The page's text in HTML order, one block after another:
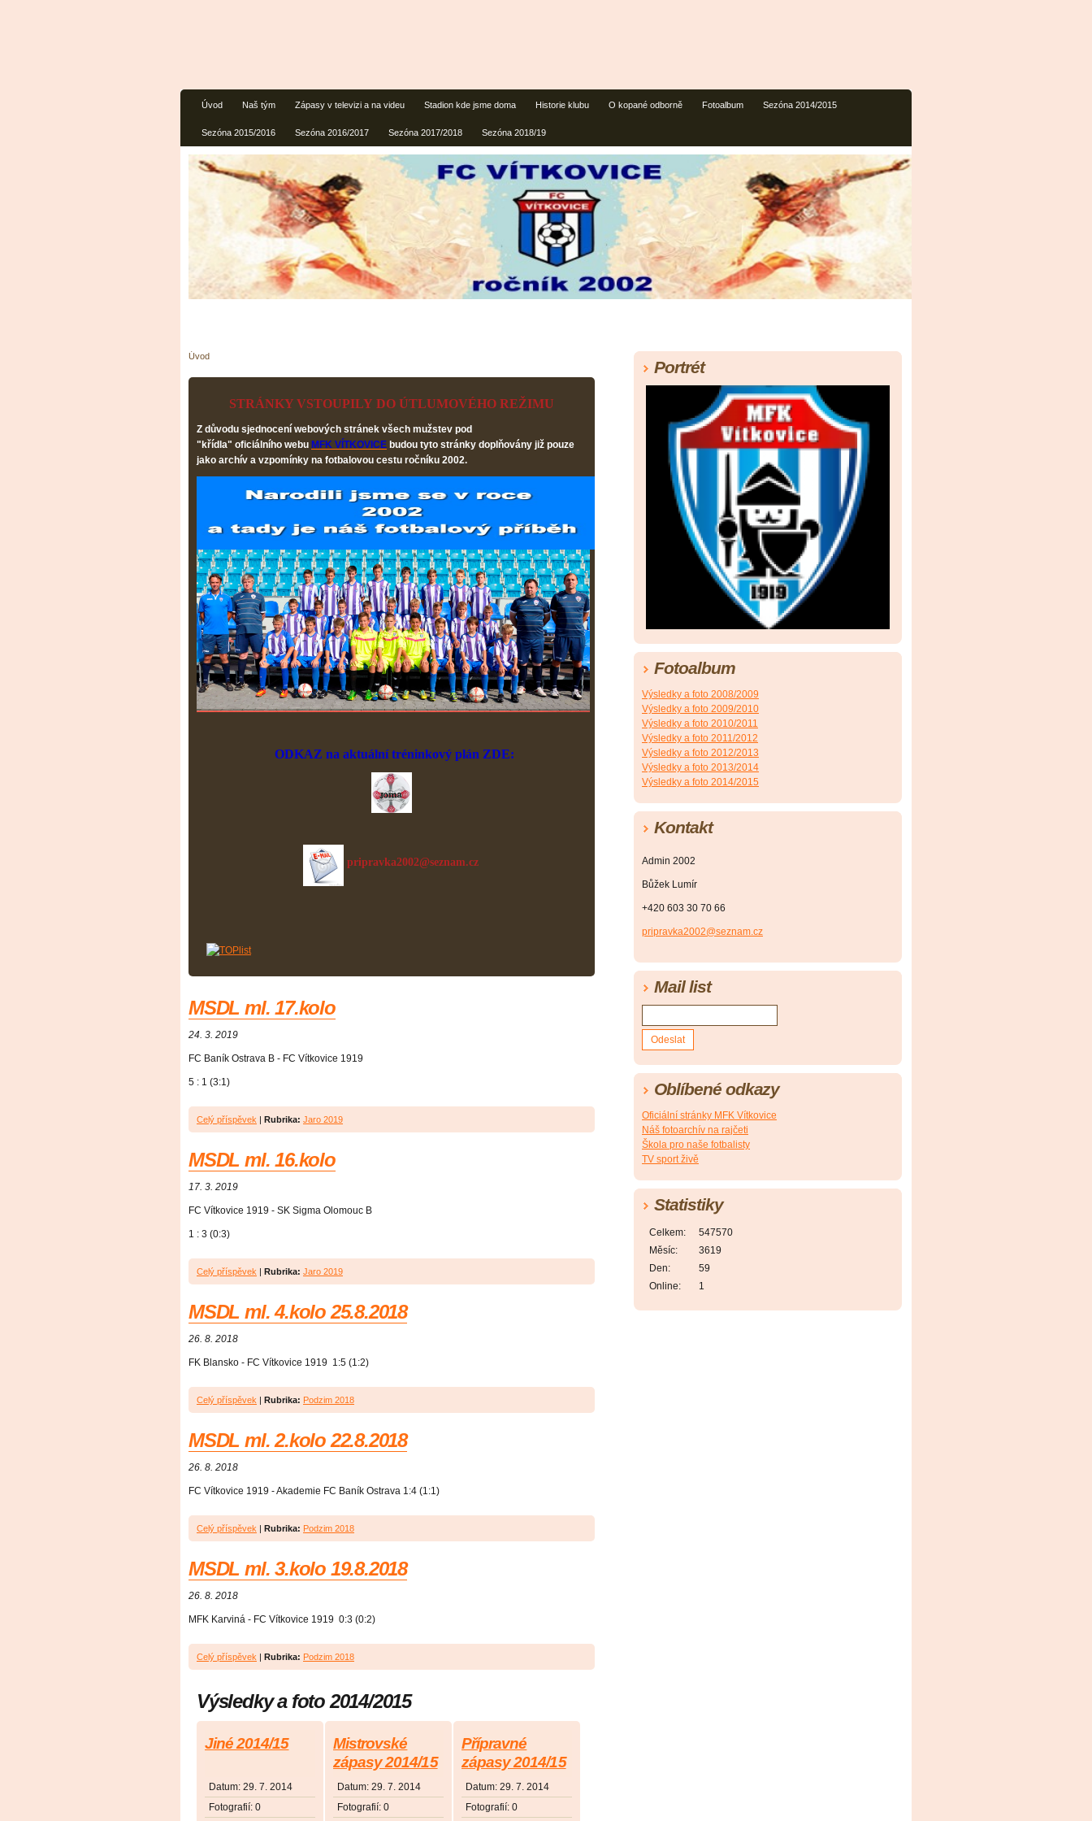
Úvod Naš tým Zápasy v televizi a na videu Stadion kde jsme doma Historie klubu O kopané odborně Fotoalbum Sezóna 2014/2015
Sezóna 2015/2016 Sezóna 2016/2017 Sezóna 2017/2018 Sezóna 2018/19
Úvod
STRÁNKY VSTOUPILY DO ÚTLUMOVÉHO REŽIMU
Z důvodu sjednocení webových stránek všech mužstev pod
"křídla" oficiálního webu MFK VÍTKOVICE budou tyto stránky doplňovány již pouze
jako archív a vzpomínky na fotbalovou cestu ročníku 2002.
ODKAZ na aktuální tréninkový plán ZDE:
pripravka2002@seznam.cz
MSDL ml. 17.kolo
24. 3. 2019
FC Baník Ostrava B - FC Vítkovice 1919
5 : 1 (3:1)
Celý příspěvek | Rubrika: Jaro 2019
MSDL ml. 16.kolo
17. 3. 2019
FC Vítkovice 1919 - SK Sigma Olomouc B
1 : 3 (0:3)
Celý příspěvek | Rubrika: Jaro 2019
MSDL ml. 4.kolo 25.8.2018
26. 8. 2018
FK Blansko - FC Vítkovice 1919 1:5 (1:2)
Celý příspěvek | Rubrika: Podzim 2018
MSDL ml. 2.kolo 22.8.2018
26. 8. 2018
FC Vítkovice 1919 - Akademie FC Baník Ostrava 1:4 (1:1)
Celý příspěvek | Rubrika: Podzim 2018
MSDL ml. 3.kolo 19.8.2018
26. 8. 2018
MFK Karviná - FC Vítkovice 1919 0:3 (0:2)
Celý příspěvek | Rubrika: Podzim 2018
Výsledky a foto 2014/2015
Jiné 2014/15
Datum: 29. 7. 2014
Fotografií: 0
Mistrovské
zápasy 2014/15
Datum: 29. 7. 2014
Fotografií: 0
Přípravné
zápasy 2014/15
Datum: 29. 7. 2014
Fotografií: 0
Portrét
Fotoalbum
Výsledky a foto 2008/2009
Výsledky a foto 2009/2010
Výsledky a foto 2010/2011
Výsledky a foto 2011/2012
Výsledky a foto 2012/2013
Výsledky a foto 2013/2014
Výsledky a foto 2014/2015
Kontakt
Admin 2002
Bůžek Lumír
+420 603 30 70 66
pripravka2002@seznam.cz
Mail list
Oblíbené odkazy
Oficiální stránky MFK Vítkovice
Náš fotoarchív na rajčeti
Škola pro naše fotbalisty
TV sport živě
Statistiky
Online: 1
Celkem:
547570
Měsíc:
3619
Den:
59